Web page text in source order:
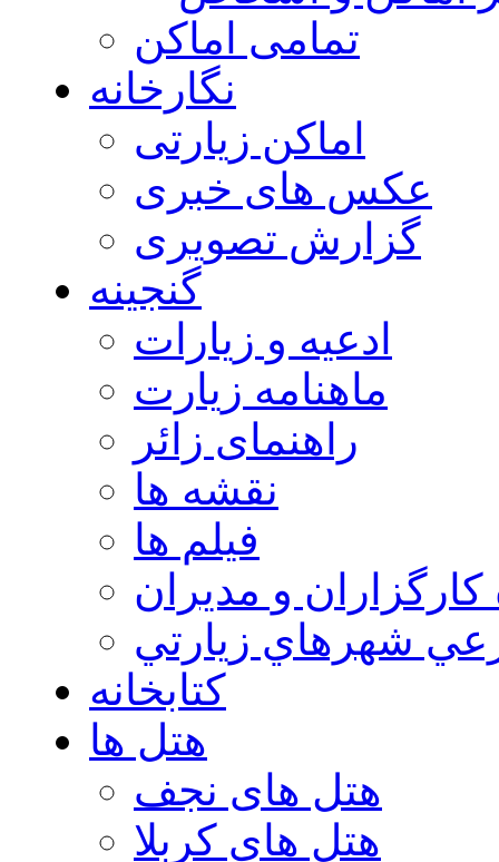
تمامی اماکن
نگارخانه
اماکن زیارتی
عکس های خبری
گزارش تصویری
گنجینه
ادعیه و زیارات
ماهنامه زیارت
راهنمای زائر
نقشه ها
فیلم ها
كارگزاران و مديران
شهرهاي زيارتي
کتابخانه
هتل ها
هتل های نجف
هتل های کربلا